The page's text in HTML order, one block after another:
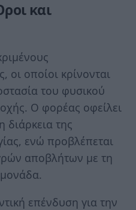
και
οι οποίοι κρίνονται
του φυσικού
Ο φορέας οφείλει
διάρκεια της
ενώ προβλέπεται
αποβλήτων με τη
μονάδα.
επένδυση για την